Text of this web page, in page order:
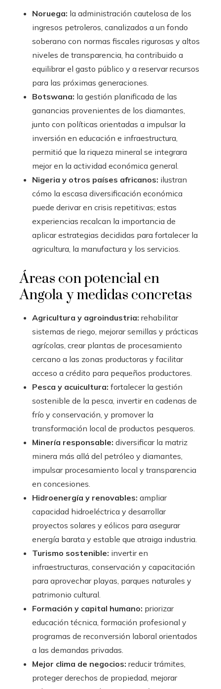
Noruega: la administración cautelosa de los
ingresos petroleros, canalizados a un fondo
soberano con normas fiscales rigurosas y altos
niveles de transparencia, ha contribuido a
equilibrar el gasto público y a reservar recursos
para las próximas generaciones.
Botswana: la gestión planificada de las
ganancias provenientes de los diamantes,
junto con políticas orientadas a impulsar la
inversión en educación e infraestructura,
permitió que la riqueza mineral se integrara
mejor en la actividad económica general.
Nigeria y otros países africanos: ilustran
cómo la escasa diversificación económica
puede derivar en crisis repetitivas; estas
experiencias recalcan la importancia de
aplicar estrategias decididas para fortalecer la
agricultura, la manufactura y los servicios.
Áreas con potencial en
Angola y medidas concretas
Agricultura y agroindustria: rehabilitar
sistemas de riego, mejorar semillas y prácticas
agrícolas, crear plantas de procesamiento
cercano a las zonas productoras y facilitar
acceso a crédito para pequeños productores.
Pesca y acuicultura: fortalecer la gestión
sostenible de la pesca, invertir en cadenas de
frío y conservación, y promover la
transformación local de productos pesqueros.
Minería responsable: diversificar la matriz
minera más allá del petróleo y diamantes,
impulsar procesamiento local y transparencia
en concesiones.
Hidroenergía y renovables: ampliar
capacidad hidroeléctrica y desarrollar
proyectos solares y eólicos para asegurar
energía barata y estable que atraiga industria.
Turismo sostenible: invertir en
infraestructuras, conservación y capacitación
para aprovechar playas, parques naturales y
patrimonio cultural.
Formación y capital humano: priorizar
educación técnica, formación profesional y
programas de reconversión laboral orientados
a las demandas privadas.
Mejor clima de negocios: reducir trámites,
proteger derechos de propiedad, mejorar